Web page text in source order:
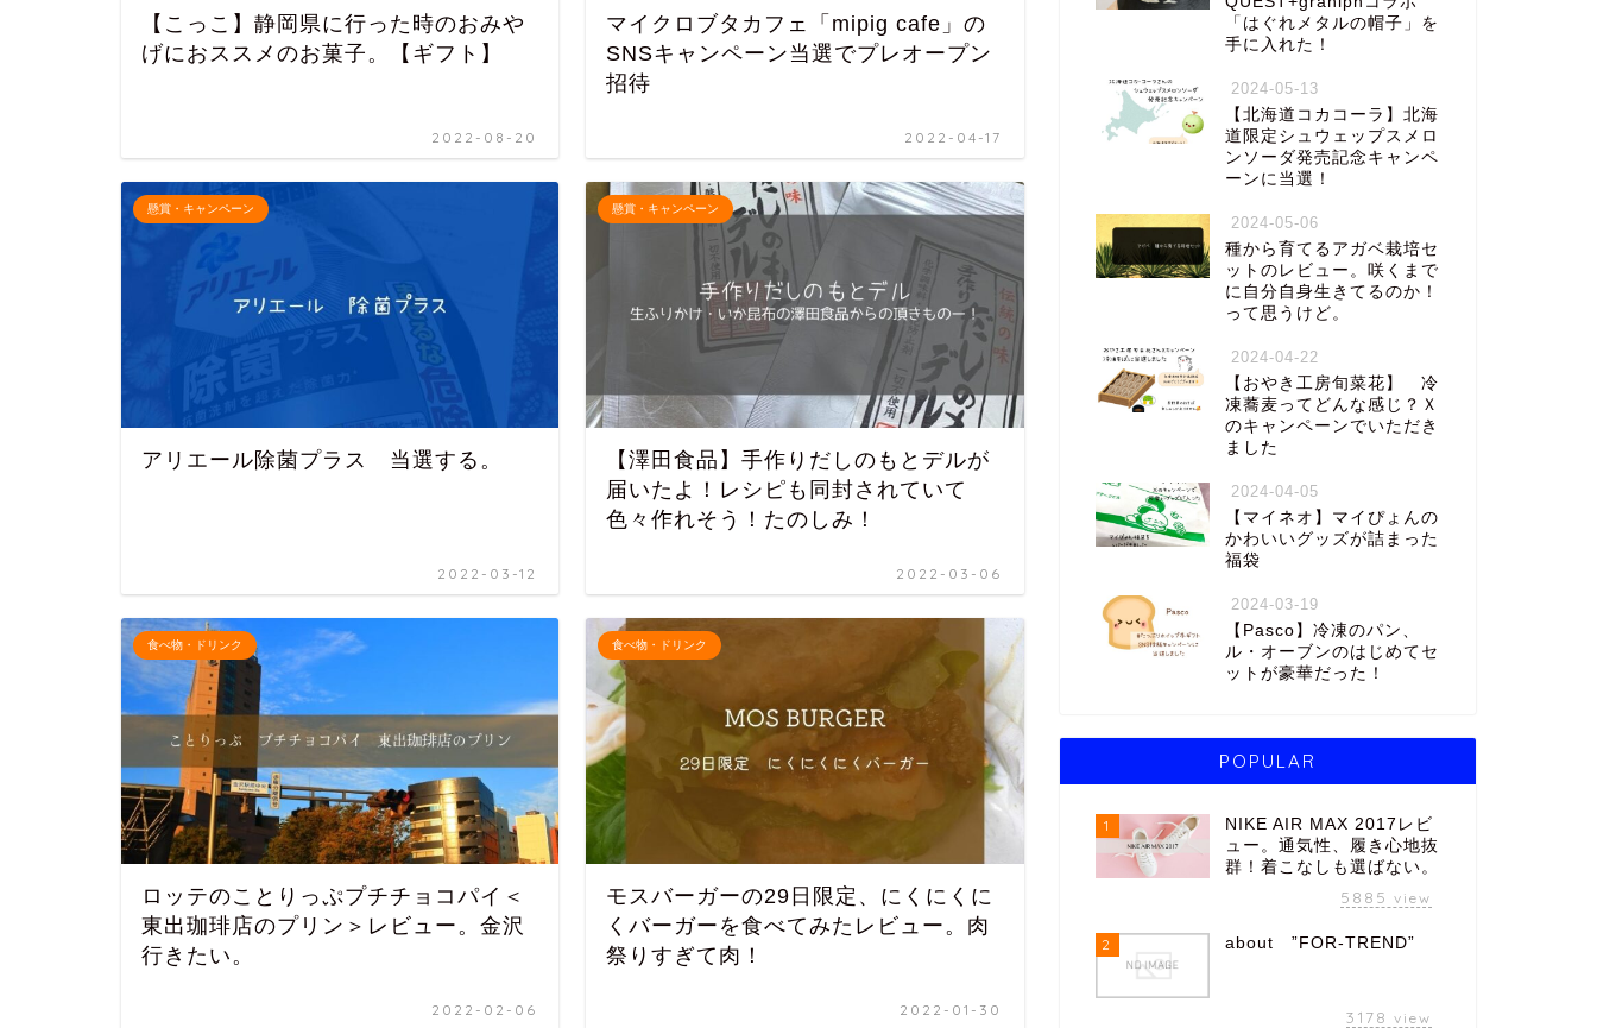
【こっこ】静岡県に行った時のおみや
げにおススメのお菓子。【ギフト】
2022-08-20
マイクロブタカフェ「mipig cafe」の
SNSキャンペーン当選でプレオープン
招待
2022-04-17
懸賞・キャンペーン
アリエール除菌プラス 当選する。
2022-03-12
懸賞・キャンペーン
【澤田食品】手作りだしのもとデルが
届いたよ！レシピも同封されていて
色々作れそう！たのしみ！
2022-03-06
食べ物・ドリンク
ロッテのことりっぷプチチョコパイ＜
東出珈琲店のプリン＞レビュー。金沢
行きたい。
2022-02-06
食べ物・ドリンク
モスバーガーの29日限定、にくにくに
くバーガーを食べてみたレビュー。肉
祭りすぎて肉！
2022-01-30
「はぐれメタルの帽子」を
手に入れた！
2024-05-13
【北海道コカコーラ】北海
道限定シュウェップスメロ
ンソーダ発売記念キャンペ
ーンに当選！
2024-05-06
種から育てるアガベ栽培セ
ットのレビュー。咲くまで
に自分自身生きてるのか！
って思うけど。
2024-04-22
【おやき工房旬菜花】 冷
凍蕎麦ってどんな感じ？Ｘ
のキャンペーンでいただき
ました
2024-04-05
【マイネオ】マイぴょんの
かわいいグッズが詰まった
福袋
2024-03-19
【Pasco】冷凍のパン、
ル・オーブンのはじめてセ
ットが豪華だった！
POPULAR
1
NIKE AIR MAX 2017レビ
ュー。通気性、履き心地抜
群！着こなしも選ばない。
5885 view
2 about ”FOR-TREND”
3178 view